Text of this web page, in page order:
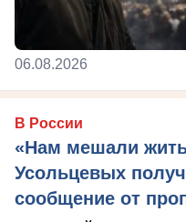
06.08.2026
В России
«Нам мешали
Усольцевых
сообщение от